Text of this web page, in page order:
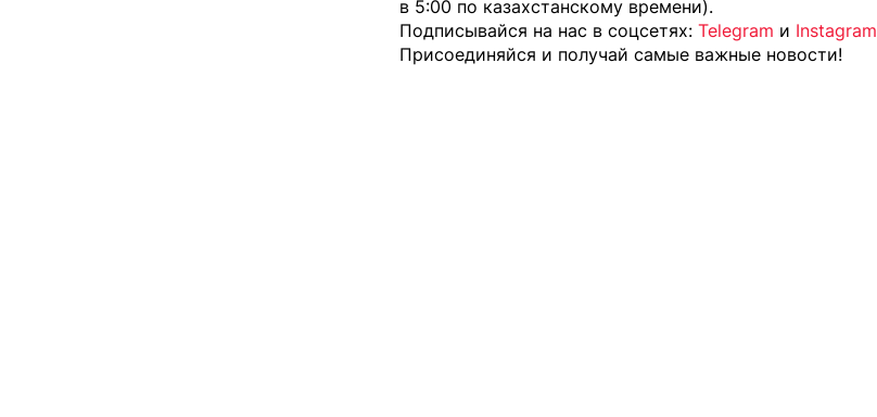
в 5:00 по казахстанскому времени).
Подписывайся на нас в соцсетях: Telegram и Instagram
Присоединяйся и получай самые важные новости!